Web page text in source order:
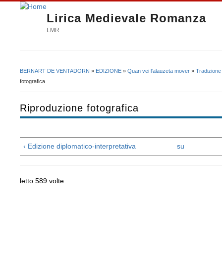
Lirica Medievale Romanza
LMR
Tu sei qui
BERNART DE VENTADORN » EDIZIONE » Quan vei l'alauzeta mover »
fotografica
Riproduzione fotografica
‹ Edizione diplomatico-interpretativa su
letto 589 volte